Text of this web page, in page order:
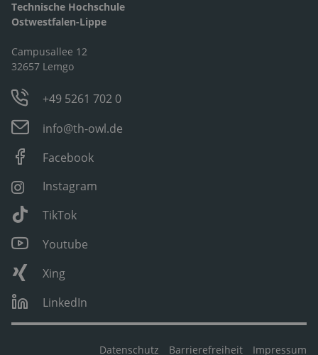
Technische Hochschule
Ostwestfalen-Lippe
Campusallee 12
32657 Lemgo
+49 5261 702 0
info@th-owl.de
Facebook
Instagram
TikTok
Youtube
Xing
LinkedIn
Datenschutz Barrierefreiheit Impressum